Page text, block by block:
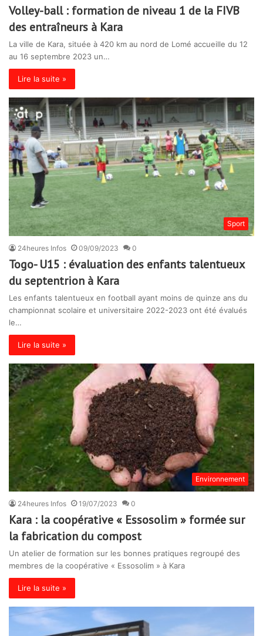
Volley-ball : formation de niveau 1 de la FIVB
des entraîneurs à Kara
La ville de Kara, située à 420 km au nord de Lomé accueille du 12
au 16 septembre 2023 un…
Lire la suite »
Sport
24heures Infos 09/09/2023 0
Togo- U15 : évaluation des enfants talentueux
du septentrion à Kara
Les enfants talentueux en football ayant moins de quinze ans du
championnat scolaire et universitaire 2022-2023 ont été évalués
le…
Lire la suite »
Environnement
24heures Infos 19/07/2023 0
Kara : la coopérative « Essosolim » formée sur
la fabrication du compost
Un atelier de formation sur les bonnes pratiques regroupé des
membres de la coopérative « Essosolim » à Kara
Lire la suite »